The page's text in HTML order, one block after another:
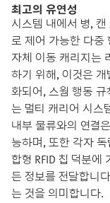
최고의 유연성
시스템 내에서 병,
로 제어 가능한 다중
자체 이동 캐리지는
하기 위해, 이것은
화되어, 스웜 행동
는 멀티 캐리어 시스
내부 물류와의 연결
능하며, 또한 각자
합형 RFID 칩 덕분
든 정보를 전달합니
는 것을 의미합니다.